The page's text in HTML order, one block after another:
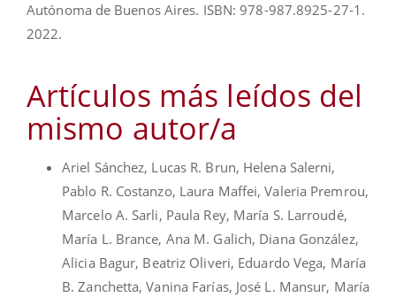
Autónoma de Buenos Aires. ISBN: 978-987.8925-27-1.
2022.
Artículos más leídos del
mismo autor/a
Ariel Sánchez, Lucas R. Brun, Helena Salerni,
Pablo R. Costanzo, Laura Maffei, Valeria Premrou,
Marcelo A. Sarli, Paula Rey, María S. Larroudé,
María L. Brance, Ana M. Galich, Diana González,
Alicia Bagur, Beatriz Oliveri, Eduardo Vega, María
B. Zanchetta, Vanina Farías, José L. Mansur, María